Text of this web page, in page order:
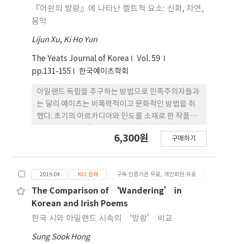
『어쉰의 방랑』에 나타난 켈트적 요소: 신화, 자연,
음악
Lijun Xu, Ki Ho Yun
The Yeats Journal of Korea
Vol. 59
pp.131-155
한국예이츠학회
아일랜드 독립을 추구하는 방법으로 민족주의자들과
는 달리 예이츠는 비폭력적이고 문화적인 방법을 취
했다. 초기의 아르카디아와 인도를 소재로 한 작품에
『어쉰의 방랑』은 예이츠 문학 일생에서 중요한 전
소를 도입하고 있다. 첫째로, 고대 아일랜드의 영웅의
일화를 다룸으로써 민족의 단합과 고대 켈트족의 가
치 부활을 시도했다. 둘째로, 아일랜드의 자연을 부각
시키면서 자연과 민족성 및 종교를 연관시키고 있다.
로 음악성을 강조하고 있다. 요약하자면 켈트족 영웅
6,300원 구매하기
2019.04 KCI 등재 구독 인증기관 무료, 개인회원 유료
The Comparison of ‘Wandering’ in
Korean and Irish Poems
한국 시와 아일랜드 시속의 ‘방랑’ 비교
Sung Sook Hong